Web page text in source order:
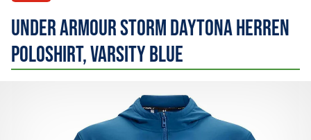
Under Armour Storm Daytona Herren
Poloshirt, varsity blue